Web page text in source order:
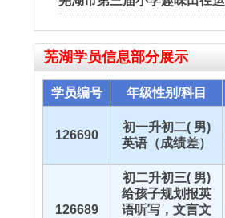
芜湖学员信息部分展示
学员编号 年级性别/科目
126690
初一升初二( 男)
英语（成绩差）
126689
初二升初三( 男)
给孩子规划报英
语听写，文言文